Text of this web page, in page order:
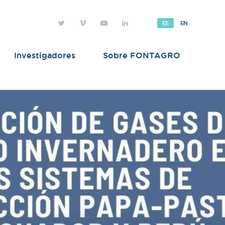
ES EN
Investigadores Sobre FONTAGRO